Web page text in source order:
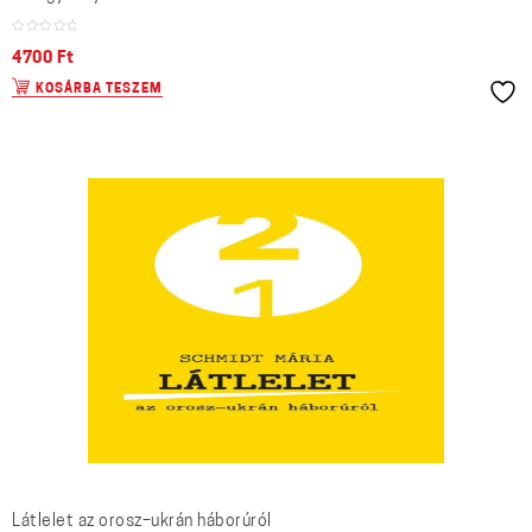
4700 Ft
KOSÁRBA TESZEM
Látlelet az orosz–ukrán háborúról